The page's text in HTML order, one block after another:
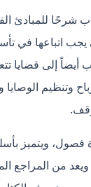
شرحًا للمبادئ
يجب اتباعها في
إلى قضايا
وتنظيم
فصول، ويتميز
من المراجع